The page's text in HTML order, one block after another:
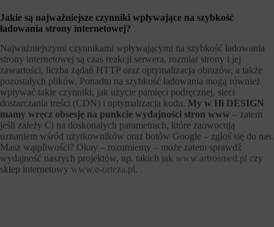
Jakie są najważniejsze czynniki wpływające na szybkość
ładowania strony internetowej?
Najważniejszymi czynnikami wpływającymi na szybkość ładowania
strony internetowej są czas reakcji serwera, rozmiar strony i jej
zawartości, liczba żądań HTTP oraz optymalizacja obrazów, a także
pozostałych plików. Ponadto na szybkość ładowania mogą również
wpływać takie czynniki, jak użycie pamięci podręcznej, sieci
dostarczania treści (CDN) i optymalizacja kodu. My w Hi DESIGN
mamy wręcz obsesję na punkcie wydajności stron www – zatem
jeśli zależy Ci na doskonałych parametrach, które zaowocują
uznaniem wśród użytkowników oraz botów Google – zgłoś się do nas.
Masz wątpliwości? Okay – rozumiemy – może zatem sprawdź
wydajność naszych projektów, np. takich jak www.artrosmed.pl czy
sklep internetowy www.e-orteza.pl.